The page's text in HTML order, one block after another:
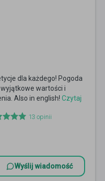
dla każdego! Pogoda
wartości i
Also in english! Czytaj
13 opinii
Wyślij wiadomość